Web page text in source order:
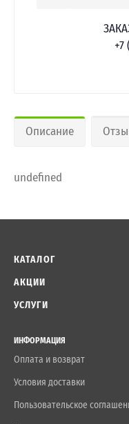
+7
Описание
undefined
КАТАЛОГ
АКЦИИ
УСЛУГИ
ИНФОРМАЦИЯ
Оплата и возврат
Условия доставки
Пользовательское